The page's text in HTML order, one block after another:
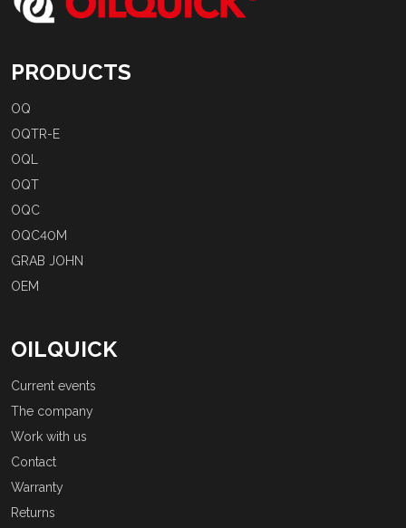
PRODUCTS
OQ
OQTR-E
OQL
OQT
OQC
OQC40M
GRAB JOHN
OEM
OILQUICK
Current events
The company
Work with us
Contact
Warranty
Returns